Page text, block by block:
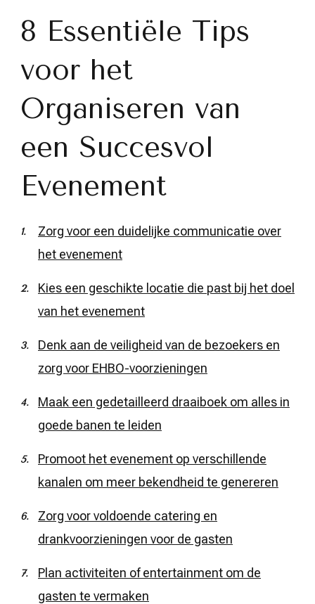
8 Essentiële Tips
voor het
Organiseren van
een Succesvol
Evenement
Zorg voor een duidelijke communicatie over
het evenement
Kies een geschikte locatie die past bij het doel
van het evenement
Denk aan de veiligheid van de bezoekers en
zorg voor EHBO-voorzieningen
Maak een gedetailleerd draaiboek om alles in
goede banen te leiden
Promoot het evenement op verschillende
kanalen om meer bekendheid te genereren
Zorg voor voldoende catering en
drankvoorzieningen voor de gasten
Plan activiteiten of entertainment om de
gasten te vermaken